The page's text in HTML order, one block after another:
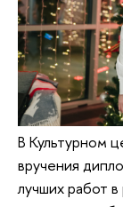
В Культурном
вручения
лучших работ